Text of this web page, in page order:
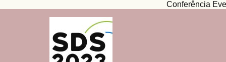
Conferência